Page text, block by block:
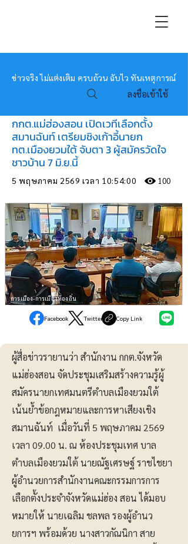
หมอข่าว
ข่าวจริง ไม่แต่งเติม ครบถ้วน ฉับไว ทันเหตุการณ์
ลงชื่อเข้าใช้
กกต.แม่ฮ่องสอน เปิดเวทีเลือกตั้ง
สมานฉันท์ เตรียมชิงเก้าอี้นายก
ทต.เมืองยวมใต้ จับตา 3 ผู้สมัครวัดใจ
ชาวบ้าน 7 มิ.ย.นี้
5 พฤษภาคม 2569 เวลา 10:54:00 100
การเมือง-การเมืองท้องถิ่น
Facebook Twitter Copy Link
ผู้สื่อข่าวรายานว่า สำนักงาน กกต.จังหวัด
แม่ฮ่องสอน จัดประชุมเสริมสร้างความรู้ผู้
สมัครนายกเทศมนตรีตำบลเมืองยวมใต้
เน้นย้ำข้อกฎหมายและการหาเสียงเชิง
สมานฉันท์ เมื่อวันที่ 5 พฤษภาคม 2569
เวลา 09.00 น. ณ ห้องประชุมเทศ บาล
ตำบลเมืองยวมใต้ นายณัฐเศรษฐ์ ราชไชยา
ผู้อำนวยการสำนักงานคณะกรรมการการ
เลือกตั้งประจำจังหวัดแม่ฮ่อง สอน ได้มอบ
หมายให้ นายเฉลิม ชลพล รองผู้อำนว
ยการฯ พร้อมด้วย นางสาวกัณนิกา สาย